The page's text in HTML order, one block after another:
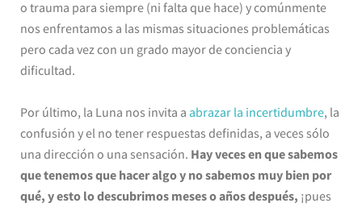
o trauma para siempre (ni falta que hace) y comúnmente
nos enfrentamos a las mismas situaciones problemáticas
pero cada vez con un grado mayor de conciencia y
dificultad.
Por último, la Luna nos invita a abrazar la incertidumbre, la
confusión y el no tener respuestas definidas, a veces sólo
una dirección o una sensación. Hay veces en que sabemos
que tenemos que hacer algo y no sabemos muy bien por
qué, y esto lo descubrimos meses o años después, ¡pues